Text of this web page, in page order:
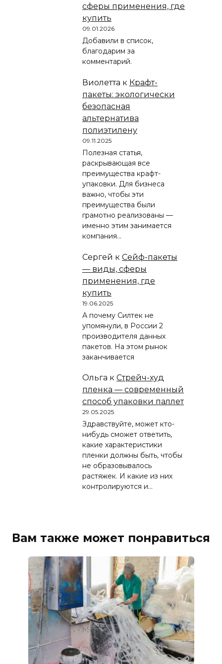
сферы применения, где
купить
09.01.2026
Добавили в список,
благодарим за
комментарий.
Виолетта к Крафт-
пакеты: экологически
безопасная
альтернатива
полиэтилену
09.11.2025
Полезная статья,
раскрывающая все
преимущества крафт-
упаковки. Для бизнеса
важно, чтобы эти
преимущества были
грамотно реализованы —
именно этим занимается
компания…
Сергей к Сейф-пакеты
— виды, сферы
применения, где
купить
19.06.2025
А почему Силтек не
упомянули, в России 2
производителя данных
пакетов. На этом рынок
заканчивается
Ольга к Стрейч-худ
пленка — современный
способ упаковки паллет
29.05.2025
Здравствуйте, может кто-
нибудь сможет ответить,
какие характеристики
пленки должны быть, чтобы
не образовывалось
растяжек. И какие из них
контролируются и…
Вам также может понравиться